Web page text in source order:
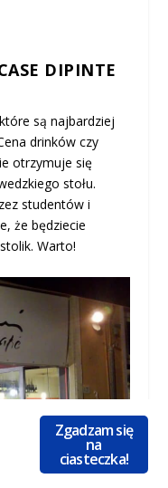
DIPINTE
są najbardziej
drinków czy
otrzymuje się
stołu.
studentów i
że będziecie
Warto!
Zgadzam się
na
ciasteczka!